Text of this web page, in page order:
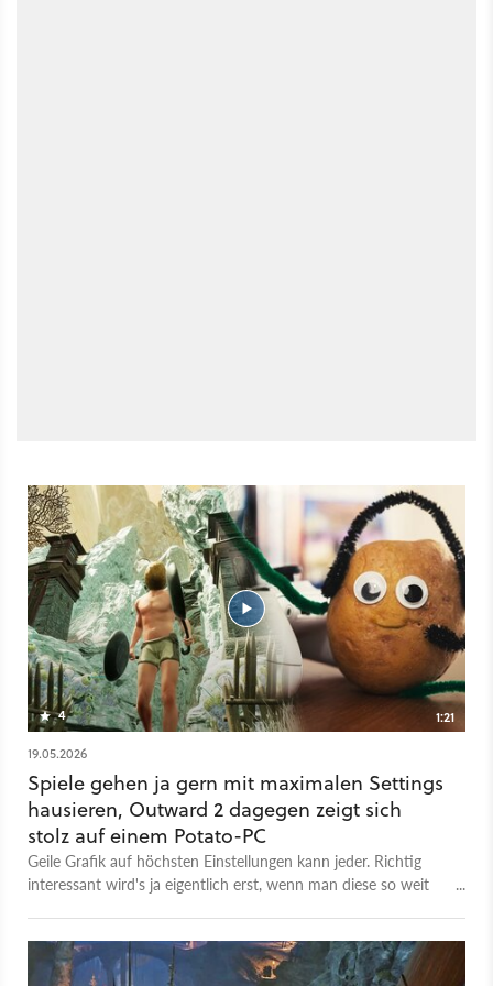
4
1:21
19.05.2026
Spiele gehen ja gern mit maximalen Settings
hausieren, Outward 2 dagegen zeigt sich
stolz auf einem Potato-PC
Geile Grafik auf höchsten Einstellungen kann jeder. Richtig
interessant wird's ja eigentlich erst, wenn man diese so weit
ist die Haarpracht des Tränke-Händlers dann schon eins mit
seinem Kopf? Statt das Action-Rollenspiel von seiner besten